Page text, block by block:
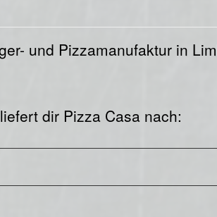
und Pizzamanufaktur in
dir Pizza Casa nach: